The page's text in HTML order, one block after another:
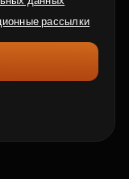
рассылки